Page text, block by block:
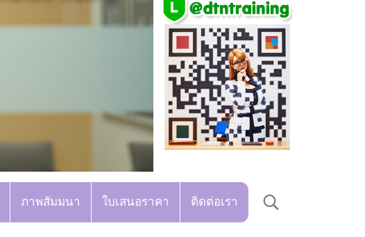
ภาพสัมมนา ใบเสนอราคา ติดต่อเรา